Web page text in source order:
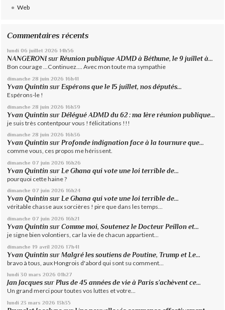
Web
Commentaires récents
lundi 06 juillet 2026 14h56
NANGERONI surRéunion publique ADMD à Béthune, le 9 juillet à...
Bon courage ...Continuez.... Avec mon toute ma sympathie
dimanche 28 juin 2026 16h41
Yvan Quintin surEspérons que le 15 juillet, nos députés...
Espérons-le !
dimanche 28 juin 2026 16h39
Yvan Quintin surDélégué ADMD du 62 : ma 1ère réunion publique...
je suis très contentpour vous ! félicitations !!!
dimanche 28 juin 2026 16h36
Yvan Quintin surProfonde indignation face à la tournure que...
comme vous, ces propos me hérissent.
dimanche 07 juin 2026 16h26
Yvan Quintin sur Le Ghana qui vote une loi terrible de...
pourquoi cette haine ?
dimanche 07 juin 2026 16h24
Yvan Quintin surLe Ghana qui vote une loi terrible de...
véritable chasse aux sorcières ! pire que dans les temps...
dimanche 07 juin 2026 16h21
Yvan Quintin surComme moi, Soutenez le Docteur Peillon et...
je signe bien volontiers, car la vie de chacun appartient...
dimanche 19 avril 2026 17h41
Yvan Quintin surMalgré les soutiens de Poutine, Trump et Le...
bravo à tous, aux Hongrois d'abord qui sont su comment...
lundi 30 mars 2026 01h27
Jan Jacques surPlus de 45 années de vie à Paris s’achèvent ce...
Un grand merci pour toutes vos luttes et votre...
lundi 23 mars 2026 13h35